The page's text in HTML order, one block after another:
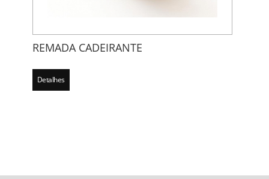
REMADA CADEIRANTE
Detalhes